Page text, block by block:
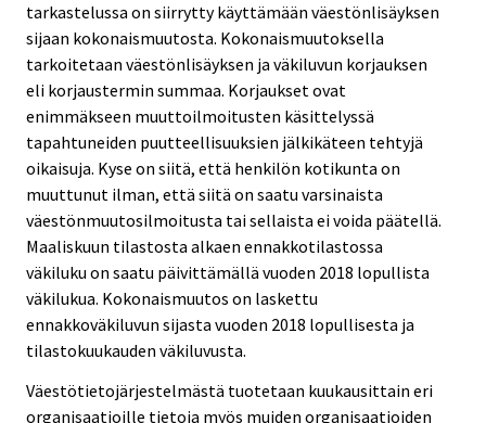
tarkastelussa on siirrytty käyttämään väestönlisäyksen
sijaan kokonaismuutosta. Kokonaismuutoksella
tarkoitetaan väestönlisäyksen ja väkiluvun korjauksen
eli korjaustermin summaa. Korjaukset ovat
enimmäkseen muuttoilmoitusten käsittelyssä
tapahtuneiden puutteellisuuksien jälkikäteen tehtyjä
oikaisuja. Kyse on siitä, että henkilön kotikunta on
muuttunut ilman, että siitä on saatu varsinaista
väestönmuutosilmoitusta tai sellaista ei voida päätellä.
Maaliskuun tilastosta alkaen ennakkotilastossa
väkiluku on saatu päivittämällä vuoden 2018 lopullista
väkilukua. Kokonaismuutos on laskettu
ennakkoväkiluvun sijasta vuoden 2018 lopullisesta ja
tilastokuukauden väkiluvusta.
Väestötietojärjestelmästä tuotetaan kuukausittain eri
organisaatioille tietoja myös muiden organisaatioiden